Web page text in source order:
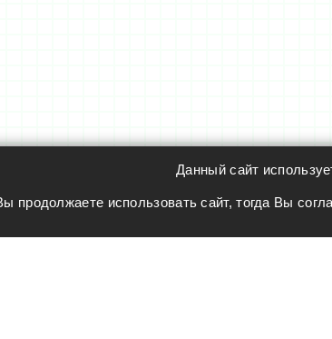
Данный сайт
продолжаете использовать сайт, тогда Вы